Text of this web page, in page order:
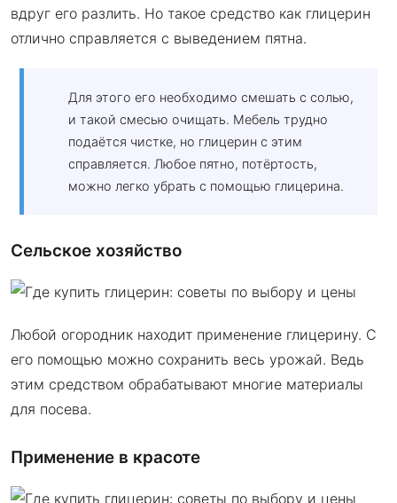
вдруг его разлить. Но такое средство как глицерин
отлично справляется с выведением пятна.
Для этого его необходимо смешать с солью,
и такой смесью очищать. Мебель трудно
подаётся чистке, но глицерин с этим
справляется. Любое пятно, потёртость,
можно легко убрать с помощью глицерина.
Сельское хозяйство
Любой огородник находит применение глицерину. С
его помощью можно сохранить весь урожай. Ведь
этим средством обрабатывают многие материалы
для посева.
Применение в красоте